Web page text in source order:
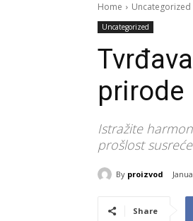
Home Uncategorized
Uncategorized
prirode
Istražite
prošlost
By proizvod
Share